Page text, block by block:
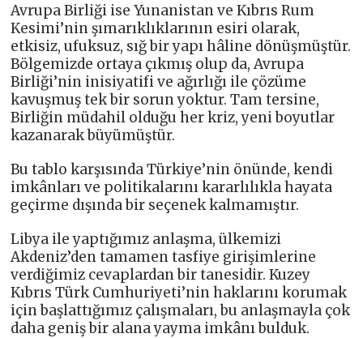
Avrupa Birliği ise Yunanistan ve Kıbrıs Rum
Kesimi’nin şımarıklıklarının esiri olarak,
etkisiz, ufuksuz, sığ bir yapı hâline dönüşmüştür.
Bölgemizde ortaya çıkmış olup da, Avrupa
Birliği’nin inisiyatifi ve ağırlığı ile çözüme
kavuşmuş tek bir sorun yoktur. Tam tersine,
Birliğin müdahil olduğu her kriz, yeni boyutlar
kazanarak büyümüştür.
Bu tablo karşısında Türkiye’nin önünde, kendi
imkânları ve politikalarını kararlılıkla hayata
geçirme dışında bir seçenek kalmamıştır.
Libya ile yaptığımız anlaşma, ülkemizi
Akdeniz’den tamamen tasfiye girişimlerine
verdiğimiz cevaplardan bir tanesidir. Kuzey
Kıbrıs Türk Cumhuriyeti’nin haklarını korumak
için başlattığımız çalışmaları, bu anlaşmayla çok
daha geniş bir alana yayma imkânı bulduk.